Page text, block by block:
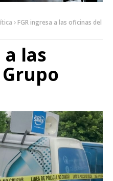
FGR ingresa a las oficinas del
a las